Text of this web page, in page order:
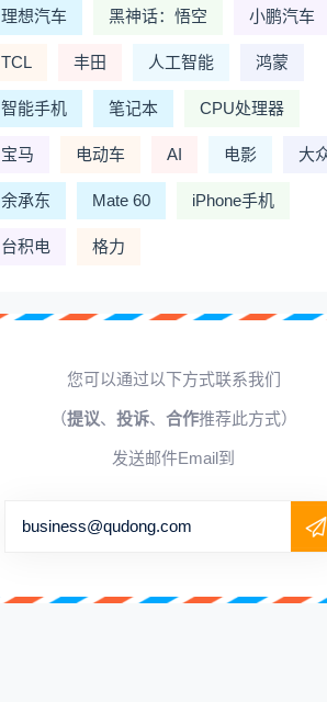
理想汽车 黑神话：悟空 小鹏汽车
TCL 丰田 人工智能 鸿蒙
智能手机 笔记本 CPU处理器
宝马 电动车 AI 电影 大
余承东 Mate 60 iPhone手机
台积电 格力
您可以通过以下方式联系我们
（提议、 投诉、 合作推荐此方式）
发送邮件Email到
business@qudong.com